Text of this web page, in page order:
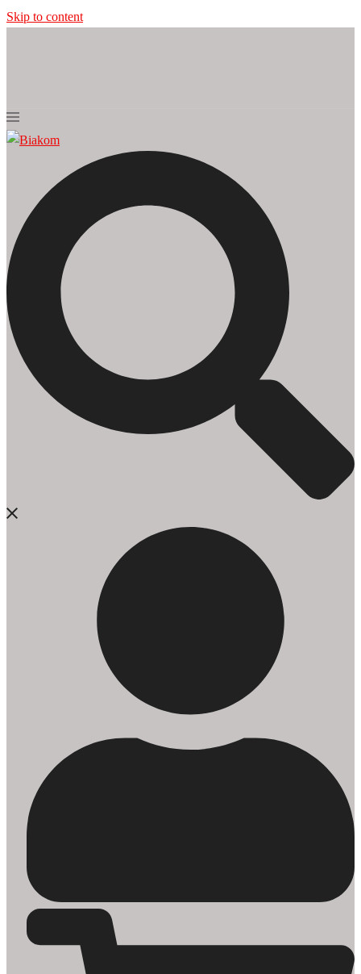
Skip to content